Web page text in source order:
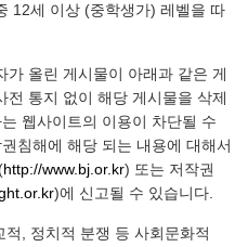
12세 이상 (중학생가) 레벨을 따
가 올린 게시물이 아래과 같은 게
통지 없이 해당 게시물을 삭제
웹사이트의 이용이 차단될 수
침해에 해당 되는 내용에 대해서
http://www.bj.or.kr) 또는 저작권
)에 신고될 수 있습니다.
, 정치적 분쟁 등 사회문화적